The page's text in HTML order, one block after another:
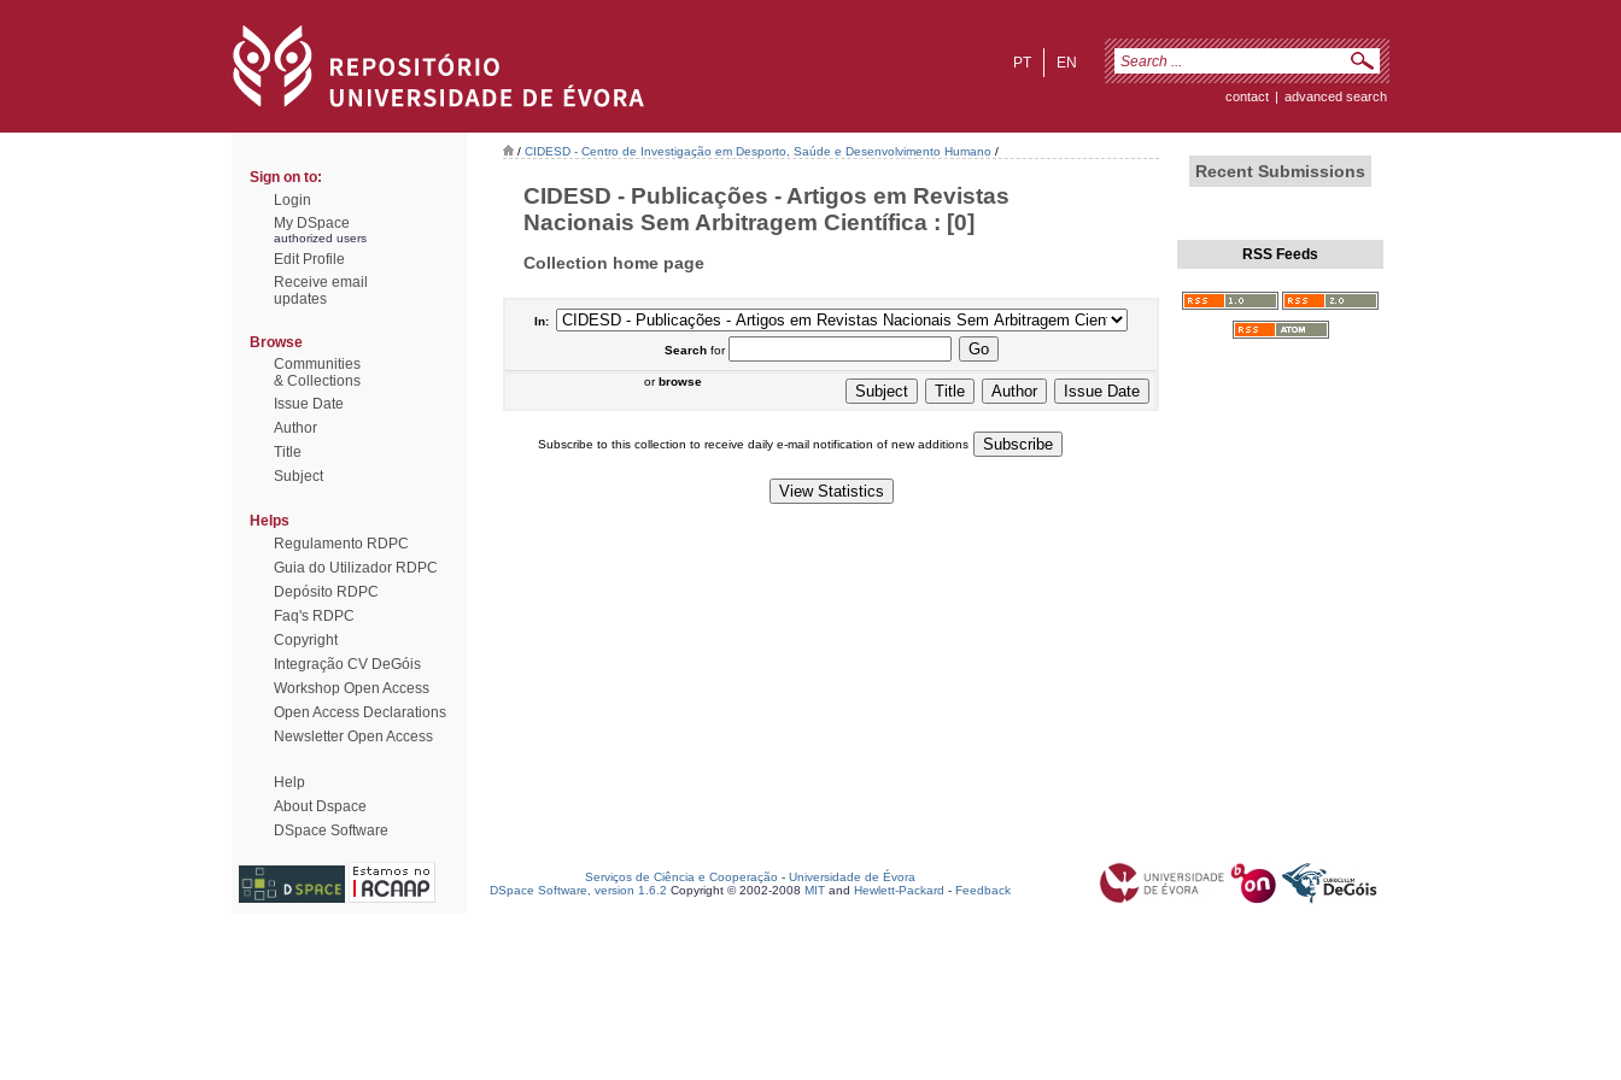
EN
PT
contact | advanced search
Sign on to:
Login
My DSpace
authorized users
Edit Profile
Receive email
updates
Browse
Communities
& Collections
Issue Date
Author
Title
Subject
Helps
Regulamento RDPC
Guia do Utilizador RDPC
Depósito RDPC
Faq's RDPC
Copyright
Integração CV DeGóis
Workshop Open Access
Open Access Declarations
Newsletter Open Access
Help
About Dspace
DSpace Software
/ CIDESD - Centro de Investigação em Desporto, Saúde e Desenvolvimento Humano /
CIDESD - Publicações - Artigos em Revistas
Nacionais Sem Arbitragem Científica : [0]
Collection home page
In:
Searchfor
orbrowse
Subscribe to this collection to receive daily e-mail notification of new additions
Recent Submissions
RSS Feeds
Serviços de Ciência e Cooperação - Universidade de Évora
DSpace Software, version 1.6.2 Copyright © 2002-2008 MIT and Hewlett-Packard - Feedback